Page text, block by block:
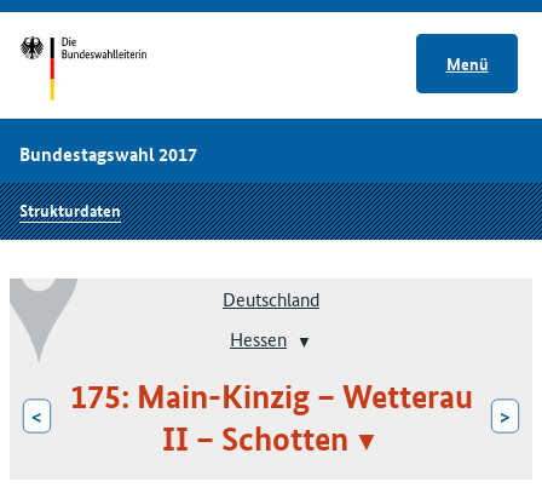
Menü
Bundestagswahl 2017
Strukturdaten
Deutschland
Hessen
<
175: Main-Kinzig – Wetterau
II – Schotten
>